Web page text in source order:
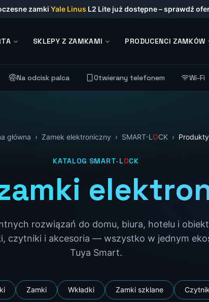
zamki Yale Linus L2 Lite już dostępne – sprawdź
SKLEPY Z ZAMKAMI PRODUCENCI ZAMKÓW
Na odcisk palca Otwierany telefonem Wi-Fi
główna › Zamek elektroniczny › SMART-L OCK › Produkty
KATALOG SMART-LOCK
rozwiązań do domu, biura, hotelu i
czytniki i akcesoria — wszystko w jednym
Tuya Smart.
Zamki Wkładki Zamki szklane